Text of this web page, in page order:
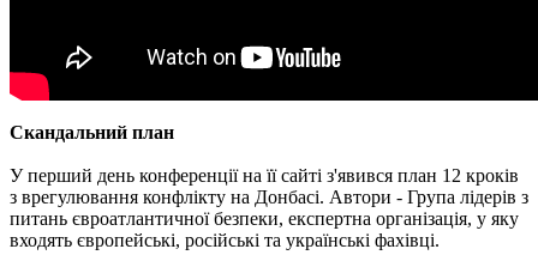
Скандальний план
У перший день конференції на її сайті з'явився план 12 кроків
з врегулювання конфлікту на Донбасі. Автори - Група лідерів з
питань євроатлантичної безпеки, експертна організація, у яку
входять європейські, російські та українські фахівці.